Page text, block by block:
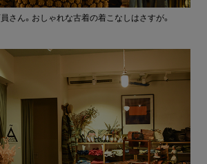
さん。おしゃれな古着の着こなしはさすが。